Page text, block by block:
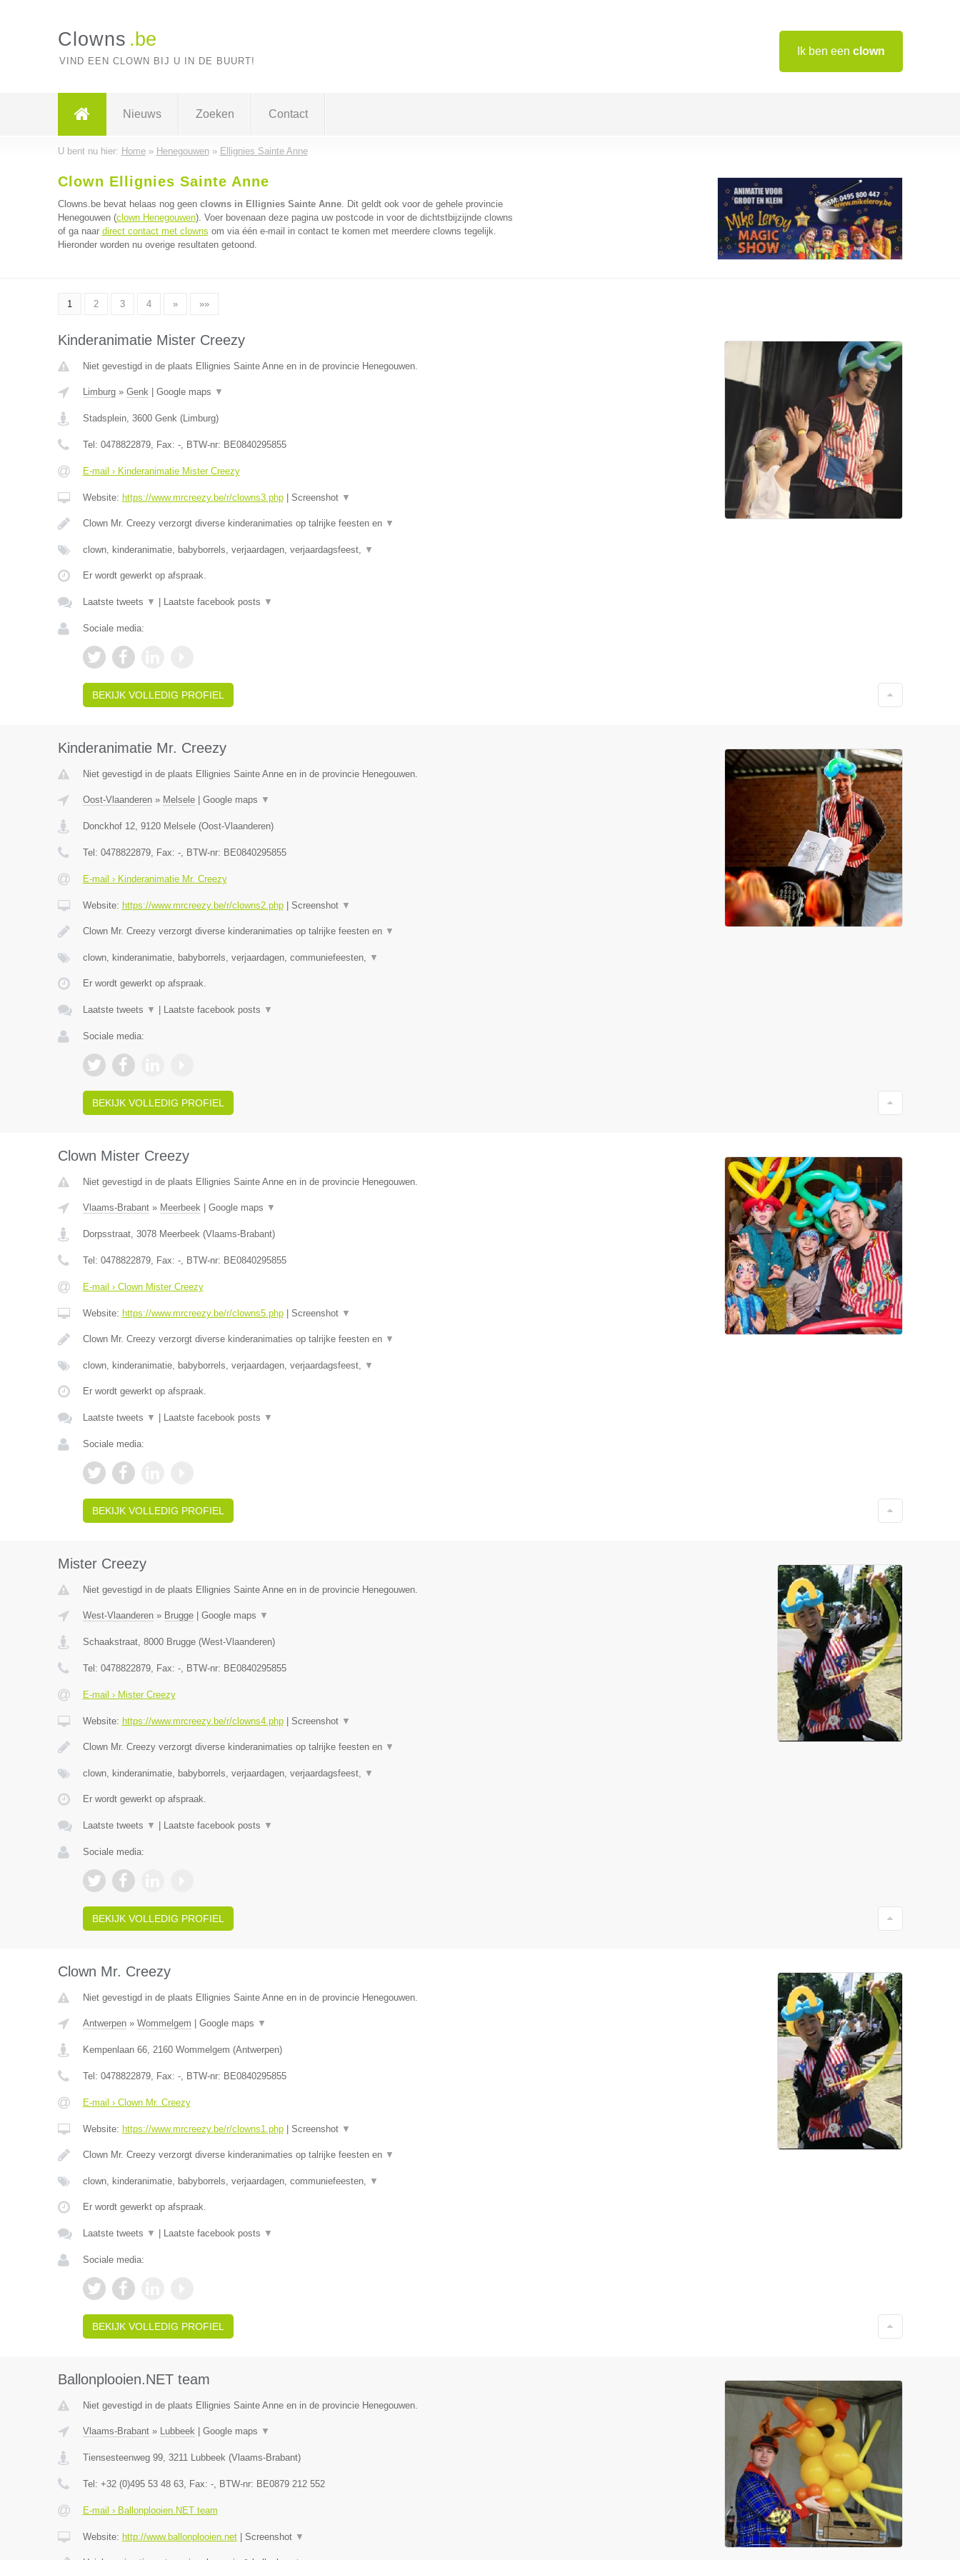
Ik ben een clown
Clowns .be
VIND EEN CLOWN BIJ U IN DE BUURT!
Nieuws Zoeken Contact
U bent nu hier: Home» Henegouwen» Ellignies Sainte Anne
Clown Ellignies Sainte Anne
Clowns.be bevat helaas nog geen clowns in Ellignies Sainte Anne. Dit geldt ook voor de gehele provincie
Henegouwen (clown Henegouwen). Voer bovenaan deze pagina uw postcode in voor de dichtstbijzijnde clowns
of ga naar direct contact met clowns om via één e-mail in contact te komen met meerdere clowns tegelijk.
Hieronder worden nu overige resultaten getoond.
1 2 3 4 » »»
Kinderanimatie Mister Creezy
Niet gevestigd in de plaats Ellignies Sainte Anne en in de provincie Henegouwen.
Limburg» Genk| Google maps ▼
Stadsplein, 3600 Genk(Limburg)
Tel: 0478822879, Fax: -, BTW-nr: BE0840295855
E-mail › Kinderanimatie Mister Creezy
Website: https://www.mrcreezy.be/r/clowns3.php| Screenshot ▼
Clown Mr. Creezy verzorgt diverse kinderanimaties op talrijke feesten en ▼
clown, kinderanimatie, babyborrels, verjaardagen, verjaardagsfeest, ▼
Er wordt gewerkt op afspraak.
Laatste tweets ▼ Laatste facebook posts ▼
Sociale media:
BEKIJK VOLLEDIG PROFIEL
Kinderanimatie Mr. Creezy
Niet gevestigd in de plaats Ellignies Sainte Anne en in de provincie Henegouwen.
Oost-Vlaanderen» Melsele| Google maps ▼
Donckhof 12, 9120 Melsele(Oost-Vlaanderen)
Tel: 0478822879, Fax: -, BTW-nr: BE0840295855
E-mail › Kinderanimatie Mr. Creezy
Website: https://www.mrcreezy.be/r/clowns2.php| Screenshot ▼
Clown Mr. Creezy verzorgt diverse kinderanimaties op talrijke feesten en ▼
clown, kinderanimatie, babyborrels, verjaardagen, communiefeesten, ▼
Er wordt gewerkt op afspraak.
Laatste tweets ▼ Laatste facebook posts ▼
Sociale media:
BEKIJK VOLLEDIG PROFIEL
Clown Mister Creezy
Niet gevestigd in de plaats Ellignies Sainte Anne en in de provincie Henegouwen.
Vlaams-Brabant» Meerbeek| Google maps ▼
Dorpsstraat, 3078 Meerbeek(Vlaams-Brabant)
Tel: 0478822879, Fax: -, BTW-nr: BE0840295855
E-mail › Clown Mister Creezy
Website: https://www.mrcreezy.be/r/clowns5.php| Screenshot ▼
Clown Mr. Creezy verzorgt diverse kinderanimaties op talrijke feesten en ▼
clown, kinderanimatie, babyborrels, verjaardagen, verjaardagsfeest, ▼
Er wordt gewerkt op afspraak.
Laatste tweets ▼ Laatste facebook posts ▼
Sociale media:
BEKIJK VOLLEDIG PROFIEL
Mister Creezy
Niet gevestigd in de plaats Ellignies Sainte Anne en in de provincie Henegouwen.
West-Vlaanderen» Brugge| Google maps ▼
Schaakstraat, 8000 Brugge(West-Vlaanderen)
Tel: 0478822879, Fax: -, BTW-nr: BE0840295855
E-mail › Mister Creezy
Website: https://www.mrcreezy.be/r/clowns4.php| Screenshot ▼
Clown Mr. Creezy verzorgt diverse kinderanimaties op talrijke feesten en ▼
clown, kinderanimatie, babyborrels, verjaardagen, verjaardagsfeest, ▼
Er wordt gewerkt op afspraak.
Laatste tweets ▼ Laatste facebook posts ▼
Sociale media:
BEKIJK VOLLEDIG PROFIEL
Clown Mr. Creezy
Niet gevestigd in de plaats Ellignies Sainte Anne en in de provincie Henegouwen.
Antwerpen» Wommelgem Google maps ▼
Kempenlaan 66, 2160 Wommelgem (Antwerpen)
Tel: 0478822879, Fax: -, BTW-nr: BE0840295855
E-mail › Clown Mr. Creezy
Website: https://www.mrcreezy.be/r/clowns1.php| Screenshot ▼
Clown Mr. Creezy verzorgt diverse kinderanimaties op talrijke feesten en ▼
clown, kinderanimatie, babyborrels, verjaardagen, communiefeesten, ▼
Er wordt gewerkt op afspraak.
Laatste tweets ▼ Laatste facebook posts ▼
Sociale media:
BEKIJK VOLLEDIG PROFIEL
Ballonplooien.NET team
Niet gevestigd in de plaats Ellignies Sainte Anne en in de provincie Henegouwen.
Vlaams-Brabant» Lubbeek| Google maps ▼
Tiensesteenweg 99, 3211 Lubbeek(Vlaams-Brabant)
Tel: +32 (0)495 53 48 63, Fax: -, BTW-nr: BE0879 212 552
E-mail › Ballonplooien.NET team
Website: http://www.ballonplooien.net| Screenshot ▼